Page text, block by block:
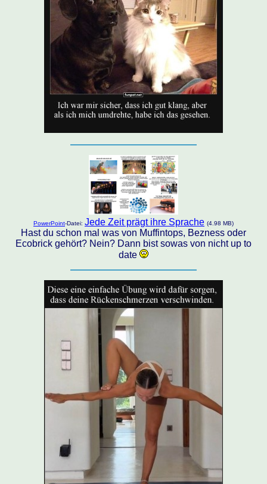
PowerPoint-Datei: Jede Zeit prägt ihre Sprache (4.98 MB)
Hast du schon mal was von Muffintops, Bezness oder
Ecobrick gehört? Nein? Dann bist sowas von nicht up to
date